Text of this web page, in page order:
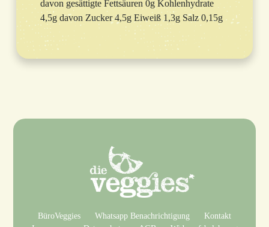
davon gesättigte Fettsäuren 0g Kohlenhydrate
4,5g davon Zucker 4,5g Eiweiß 1,3g Salz 0,15g
BüroVeggies Whatsapp Benachrichtigung
Kontakt